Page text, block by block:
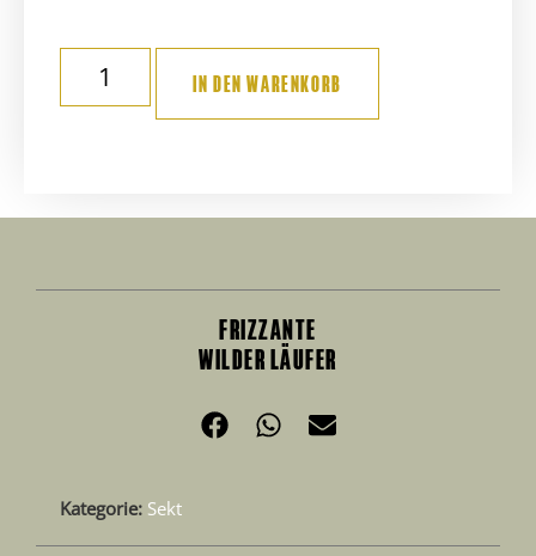
IN DEN WARENKORB
FRIZZANTE
WILDER LÄUFER
Kategorie: Sekt